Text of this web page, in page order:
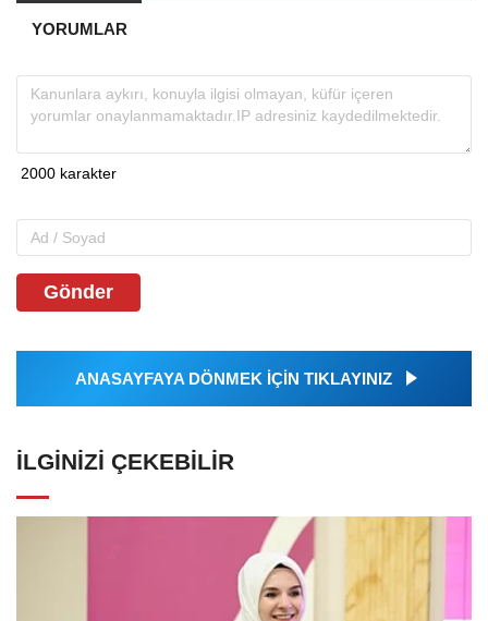
YORUMLAR
Gönder
ANASAYFAYA DÖNMEK İÇİN TIKLAYINIZ
İLGINIZI ÇEKEBILIR